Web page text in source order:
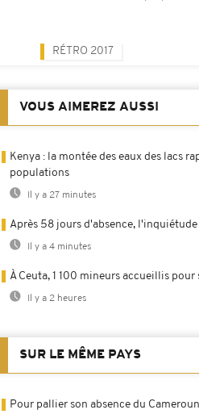
RÉTRO 2017
VOUS AIMEREZ AUSSI
Kenya : la montée des eaux des lacs
populations
Il y a 27 minutes
Après 58 jours d'absence,
Il y a 4 minutes
À Ceuta, 1 100 mineurs accueillis
Il y a 2 heures
SUR LE MÊME PAYS
Pour pallier son absence du